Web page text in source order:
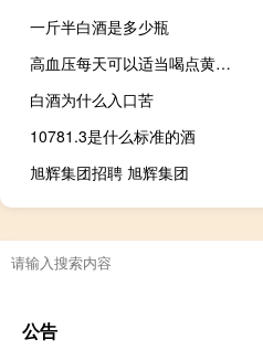
一斤半白酒是多少瓶
高血压每天可以适当喝点黄酒吗
白酒为什么入口苦
10781.3是什么标准的酒
旭辉集团招聘 旭辉集团
公告